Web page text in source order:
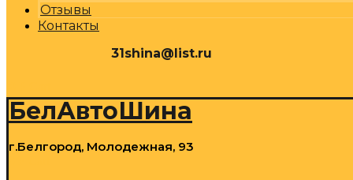
Отзывы
Контакты
31shina@list.ru
БелАвтоШина
г.Белгород, Молодежная, 93